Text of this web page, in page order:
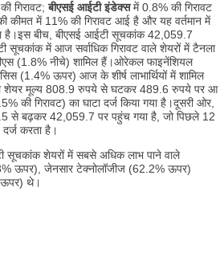
गिरावट;बीएसई आईटी इंडेक्समें 0.8% की गिरावट
कीमत में 11% की गिरावट आई है और यह वर्तमान में
है।इस बीच, बीएसई आईटी सूचकांक 42,059.7
सूचकांक में आज सर्वाधिक गिरावट वाले शेयरों में टैनला
(1.8% नीचे) शामिल हैं।ओरेकल फाइनेंशियल
(1.4% ऊपर) आज के शीर्ष लाभार्थियों में शामिल
शेयर मूल्य 808.9 रुपये से घटकर 489.6 रुपये पर आ
की गिरावट) का घाटा दर्ज किया गया है।दूसरी ओर,
से बढ़कर 42,059.7 पर पहुंच गया है, जो पिछले 12
करता है।
सूचकांक शेयरों में सबसे अधिक लाभ पाने वाले
ऊपर), जेनसार टेक्नोलॉजीज (62.2% ऊपर)
ऊपर) थे।